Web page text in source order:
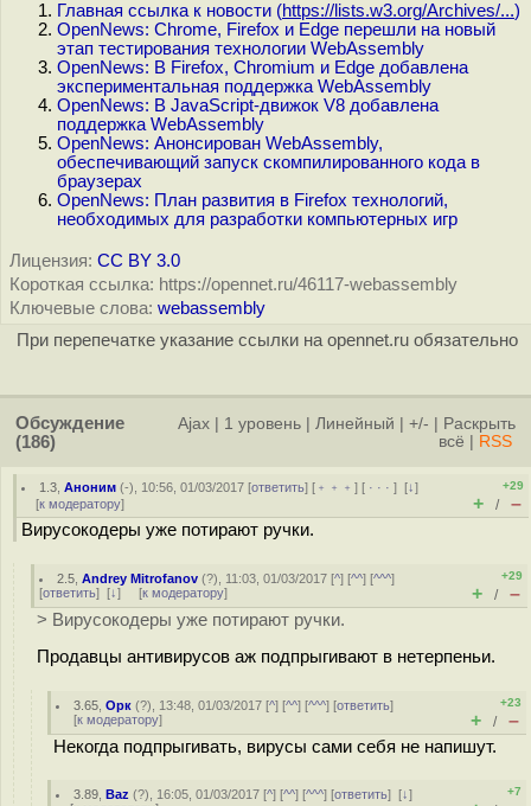
Главная ссылка к новости (https://lists.w3.org/Archives/...)
OpenNews: Chrome, Firefox и Edge перешли на новый
этап тестирования технологии WebAssembly
OpenNews: В Firefox, Chromium и Edge добавлена
экспериментальная поддержка WebAssembly
OpenNews: В JavaScript-движок V8 добавлена
поддержка WebAssembly
OpenNews: Анонсирован WebAssembly,
обеспечивающий запуск скомпилированного кода в
браузерах
OpenNews: План развития в Firefox технологий,
необходимых для разработки компьютерных игр
Лицензия: CC BY 3.0
Короткая ссылка: https://opennet.ru/46117-webassembly
Ключевые слова: webassembly
При перепечатке указание ссылки на opennet.ru обязательно
Обсуждение
(186)
Ajax 1 уровень Линейный +/-
Раскрыть
всё
RSS
1.3 ,Аноним (-), 10:56, 01/03/2017 [ответить] [ ﹢﹢﹢] [ · · ·][↓]
[к модератору]
+29
+ / –
Вирусокодеры уже потирают ручки.
2.5 ,Andrey Mitrofanov (?), 11:03, 01/03/2017 [^] [^^] [^^^]
[ответить] [↓] [к модератору]
+29
+ / –
> Вирусокодеры уже потирают ручки.
Продавцы антивирусов аж подпрыгивают в нетерпеньи.
3.65 ,Орк (?), 13:48, 01/03/2017 [^] [^^] [^^^] [ответить]
[к модератору]
+23
+ / –
Некогда подпрыгивать, вирусы сами себя не напишут.
3.89 ,Baz (?), 16:05, 01/03/2017 [^] [^^] [^^^] [ответить][↓]
+7